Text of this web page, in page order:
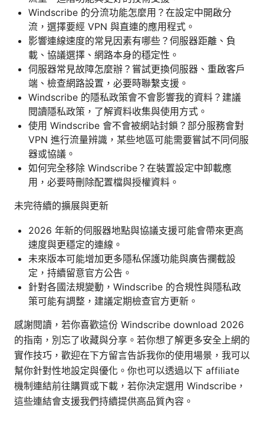
Windscribe 的分流功能怎麼用？在設定中開啟分
流，選擇要經 VPN 與直連的應用程式。
影響連線速度的常見因素有哪些？伺服器距離、負
載、協議選擇、網路本身的穩定性。
伺服器常見故障怎麼辦？嘗試更換伺服器、重啟客戶
端、檢查網路設置，必要時聯繫支援。
Windscribe 的隱私政策會不會影響我的資料？建議
閱讀隱私政策，了解資料收集與使用方式。
使用 Windscribe 會不會被網站封鎖？部分服務會對
VPN 進行流量辨識，某些地區可能需要嘗試不同伺服
器或協議。
如何完全移除 Windscribe？在裝置設定中卸載應
用，必要時刪除配置檔與授權資料。
未完待續的擴展與更新
2026 年新的伺服器地點與協議支援可能會帶來更高
速度與更穩定的連線。
未來版本可能增加更多隱私保護功能與廣告攔截設
定，持續留意官方公告。
針對各國法規變動，Windscribe 的合規性與隱私政
策可能有調整，建議定期檢查官方更新。
感謝閱讀，若你喜歡這份 Windscribe download 2026
的指南，別忘了收藏與分享。若你想了解更多安全上網的
實作技巧，歡迎在下方留言告訴我你的使用場景，我可以
幫你針對性地設定與優化。你也可以透過以下 affiliate
機制連結前往購買或下載，若你決定選用 Windscribe，
這些連結會支援我們持續提供高品質內容。